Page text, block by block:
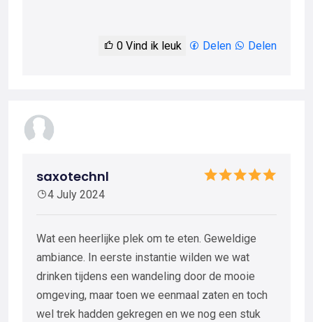
0 Vind ik leuk Delen Delen
saxotechnl
4 July 2024
Wat een heerlijke plek om te eten. Geweldige
ambiance. In eerste instantie wilden we wat
drinken tijdens een wandeling door de mooie
omgeving, maar toen we eenmaal zaten en toch
wel trek hadden gekregen en we nog een stuk